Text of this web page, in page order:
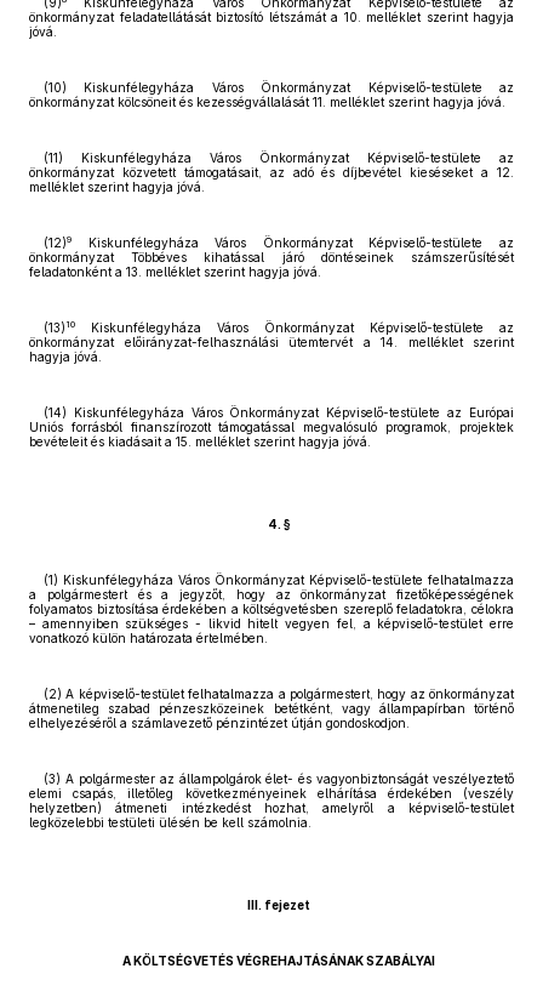
önkormányzat feladatellátását biztosító létszámát a 10. melléklet szerint hagyja
jóvá.
(10) Kiskunfélegyháza Város Önkormányzat Képviselő-testülete az
önkormányzat kölcsöneit és kezességvállalását 11. melléklet szerint hagyja jóvá.
(11) Kiskunfélegyháza Város Önkormányzat Képviselő-testülete az
önkormányzat közvetett támogatásait, az adó és díjbevétel kieséseket a 12.
melléklet szerint hagyja jóvá.
(12)9
Kiskunfélegyháza Város Önkormányzat Képviselő-testülete az
önkormányzat Többéves kihatással járó döntéseinek számszerűsítését
feladatonként a 13. melléklet szerint hagyja jóvá.
(13) 10
Kiskunfélegyháza Város Önkormányzat Képviselő-testülete az
önkormányzat előirányzat-felhasználási ütemtervét a 14. melléklet szerint
hagyja jóvá.
(14) Kiskunfélegyháza Város Önkormányzat Képviselő-testülete az Európai
Uniós forrásból finanszírozott támogatással megvalósuló programok, projektek
bevételeit és kiadásait a 15. melléklet szerint hagyja jóvá.
4. §
(1) Kiskunfélegyháza Város Önkormányzat Képviselő-testülete felhatalmazza
a polgármestert és a jegyzőt, hogy az önkormányzat fizetőképességének
folyamatos biztosítása érdekében a költségvetésben szereplő feladatokra, célokra
– amennyiben szükséges - likvid hitelt vegyen fel, a képviselő-testület erre
vonatkozó külön határozata értelmében.
(2) A képviselő-testület felhatalmazza a polgármestert, hogy az önkormányzat
átmenetileg szabad pénzeszközeinek betétként, vagy állampapírban történő
elhelyezéséről a számlavezető pénzintézet útján gondoskodjon.
(3) A polgármester az állampolgárok élet- és vagyonbiztonságát veszélyeztető
elemi csapás, illetőleg következményeinek elhárítása érdekében (veszély
helyzetben) átmeneti intézkedést hozhat, amelyről a képviselő-testület
legközelebbi testületi ülésén be kell számolnia.
III. fejezet
A KÖLTSÉGVETÉS VÉGREHAJTÁSÁNAK SZABÁLYAI